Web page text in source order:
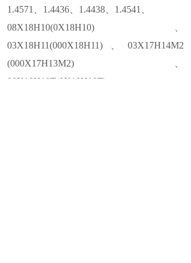
1.4571、1.4436、1.4438、1.4541、
08X18H10(0X18H10)、
03X18H11(000X18H11)、03X17H14M2
(000X17H13M2)、
08X18H10T(0X18H10T)